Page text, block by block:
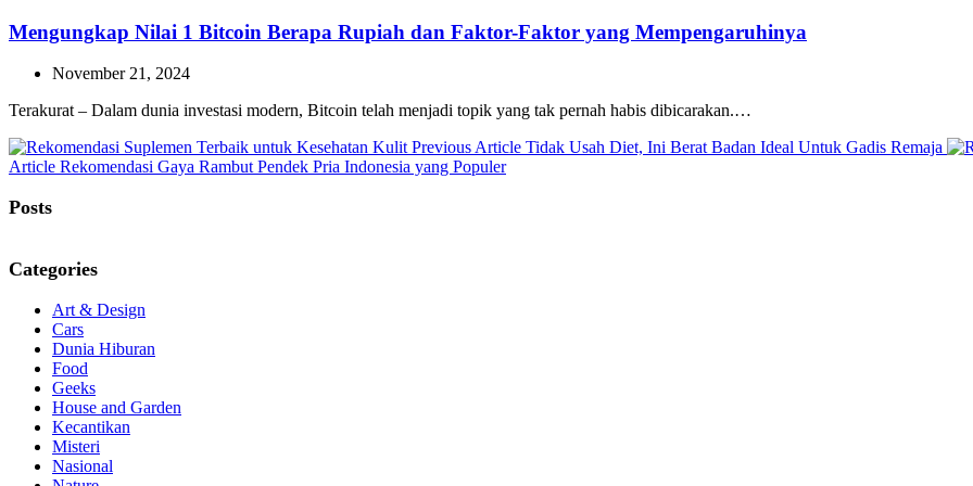
Mengungkap Nilai 1 Bitcoin Berapa Rupiah dan Faktor-Faktor yang Mempengaruhinya
November 21, 2024
Terakurat – Dalam dunia investasi modern, Bitcoin telah menjadi topik yang tak pernah habis dibicarakan.…
Previous Article Previous
Tidak Usah Diet, Ini Berat Badan Ideal Untuk Gadis Remaja
Article Next
Rekomendasi Gaya Rambut Pendek Pria Indonesia yang Populer
Posts
Categories
Art & Design
Cars
Dunia Hiburan
Food
Geeks
House and Garden
Kecantikan
Misteri
Nasional